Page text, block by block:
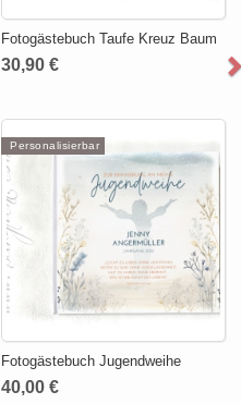
Fotogästebuch Taufe Kreuz Baum
30,90 €
Personalisierbar
Fotogästebuch Jugendweihe
40,00 €